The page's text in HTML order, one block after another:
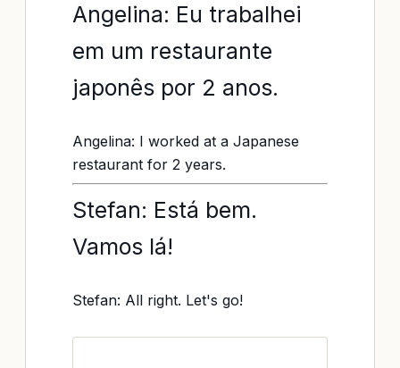
Angelina: Eu trabalhei
em um restaurante
japonês por 2 anos.
Angelina: I worked at a Japanese
restaurant for 2 years.
Stefan: Está bem.
Vamos lá!
Stefan: All right. Let's go!